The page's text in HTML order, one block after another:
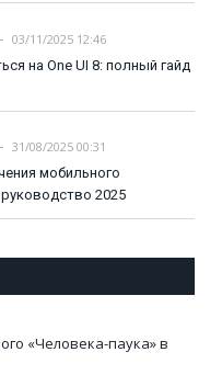
03/11/2025 12:46
на One UI 8: полный гайд
31/08/2025 00:31
мобильного
2025
«Человека-паука» в